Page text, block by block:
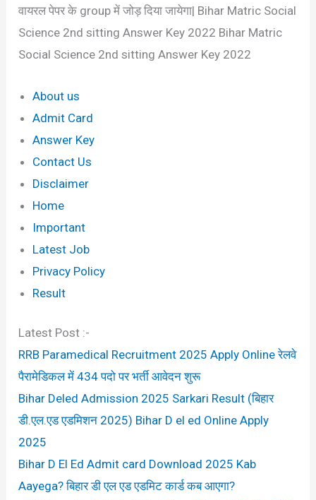
वायरल पेपर के group में जोड़ दिया जायेगा| Bihar Matric Social
Science 2nd sitting Answer Key 2022 Bihar Matric
Social Science 2nd sitting Answer Key 2022
About us
Admit Card
Answer Key
Contact Us
Disclaimer
Home
Important
Latest Job
Privacy Policy
Result
Latest Post :-
RRB Paramedical Recruitment 2025 Apply Online रेलवे
पैरामेडिकल में 434 पदो पर भर्ती आवेदन शुरू
Bihar Deled Admission 2025 Sarkari Result (बिहार
डी.एल.एड एडमिशन 2025) Bihar D el ed Online Apply
2025
Bihar D El Ed Admit card Download 2025 Kab
Aayega? बिहार डी एल एड एडमिट कार्ड कब आएगा?